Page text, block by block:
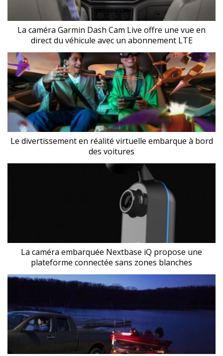
La caméra Garmin Dash Cam Live offre une vue en
direct du véhicule avec un abonnement LTE
Le divertissement en réalité virtuelle embarque à bord
des voitures
La caméra embarquée Nextbase iQ propose une
plateforme connectée sans zones blanches